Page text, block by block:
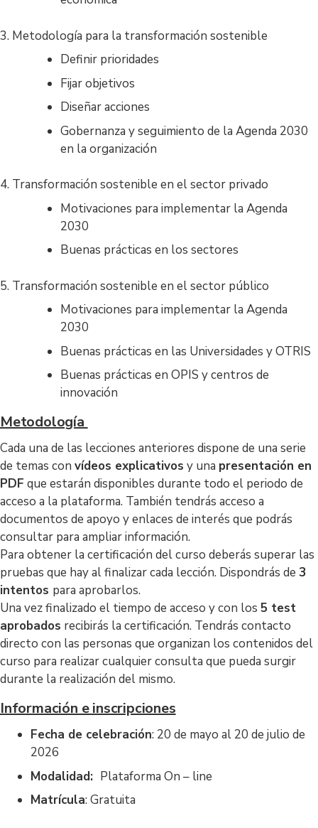
3. Metodología para la transformación sostenible
Definir prioridades
Fijar objetivos
Diseñar acciones
Gobernanza y seguimiento de la Agenda 2030
en la organización
4. Transformación sostenible en el sector privado
Motivaciones para implementar la Agenda
2030
Buenas prácticas en los sectores
5. Transformación sostenible en el sector público
Motivaciones para implementar la Agenda
2030
Buenas prácticas en las Universidades y OTRIS
Buenas prácticas en OPIS y centros de
innovación
Metodología
Cada una de las lecciones anteriores dispone de una serie
de temas con vídeos explicativos y una presentación en
PDF que estarán disponibles durante todo el periodo de
acceso a la plataforma. También tendrás acceso a
documentos de apoyo y enlaces de interés que podrás
consultar para ampliar información.
Para obtener la certificación del curso deberás superar las
pruebas que hay al finalizar cada lección. Dispondrás de 3
intentos para aprobarlos.
Una vez finalizado el tiempo de acceso y con los 5 test
aprobados recibirás la certificación. Tendrás contacto
directo con las personas que organizan los contenidos del
curso para realizar cualquier consulta que pueda surgir
durante la realización del mismo.
Información e inscripciones
Fecha de celebración: 20 de mayo al 20 de julio de
2026
Modalidad: Plataforma On – line
Matrícula: Gratuita